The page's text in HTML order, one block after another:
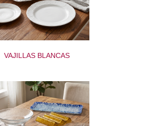
VAJILLAS BLANCAS